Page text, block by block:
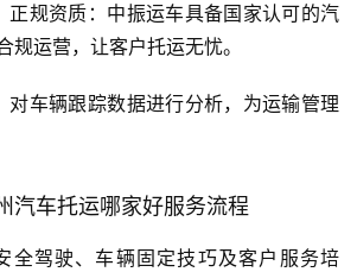
正规资质：中振运车具备国家认可的汽
规运营，让客户托运无忧。
对车辆跟踪数据进行分析，为运输管理
汽车托运哪家好服务流程
全驾驶、车辆固定技巧及客户服务培